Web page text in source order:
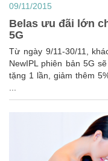
09/11/2015
Belas ưu đãi lớn
5G
Từ ngày 9/11-30/11,
NewIPL phiên bản 5G
tặng 1 lần, giảm thêm